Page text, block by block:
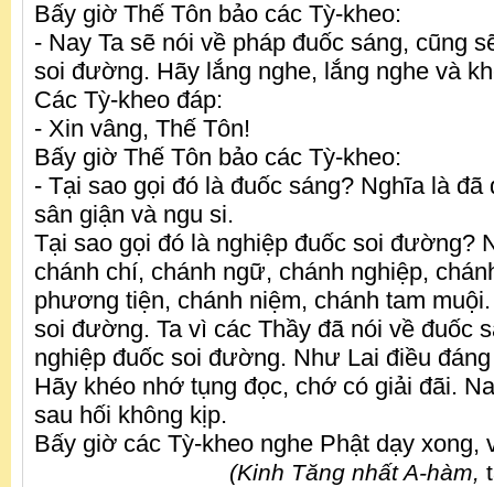
Bấy giờ Thế Tôn bảo các Tỳ-kheo:
- Nay Ta sẽ nói về pháp đuốc sáng, cũng
soi đường. Hãy lắng nghe, lắng nghe và
Các Tỳ-kheo đáp:
- Xin vâng, Thế Tôn!
Bấy giờ Thế Tôn bảo các Tỳ-kheo:
- Tại sao gọi đó là đuốc sáng? Nghĩa là
sân giận và ngu si.
Tại sao gọi đó là nghiệp đuốc soi đường?
chánh chí, chánh ngữ, chánh nghiệp,
phương tiện, chánh niệm, chánh tam
soi đường. Ta vì các Thầy đã nói về đuốc
nghiệp đuốc soi đường. Như Lai điều
Hãy khéo nhớ tụng đọc, chớ có giải đãi.
sau hối không kịp.
Bấy giờ các Tỳ-kheo nghe Phật dạy xong,
(Kinh Tăng nhất A-hàm,